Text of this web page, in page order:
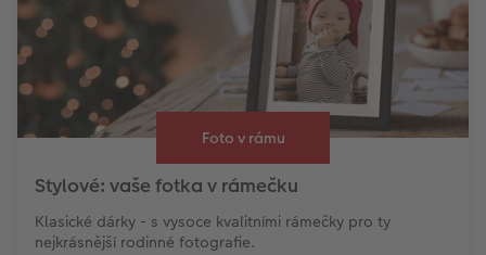
Foto v rámu
Stylové: vaše fotka v rámečku
Klasické dárky - s vysoce kvalitními rámečky pro ty
nejkrásnější rodinné fotografie.